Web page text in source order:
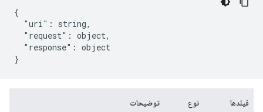
{
  "uri": string,
  "request": object,
  "response": object
فیلدها نوع توضیحات